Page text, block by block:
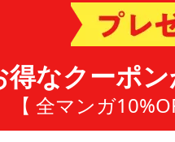
得なクーポ
【 全マンガ